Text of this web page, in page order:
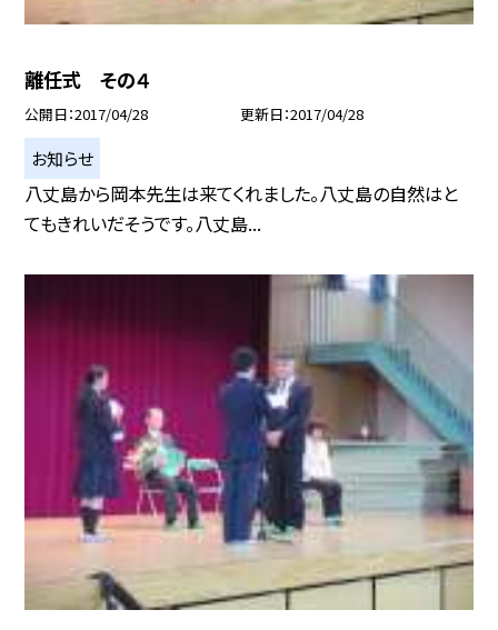
離任式 その４
公開日 2017/04/28 更新日 2017/04/28
お知らせ
八丈島から岡本先生は来てくれました。八丈島の自然はと
てもきれいだそうです。八丈島...